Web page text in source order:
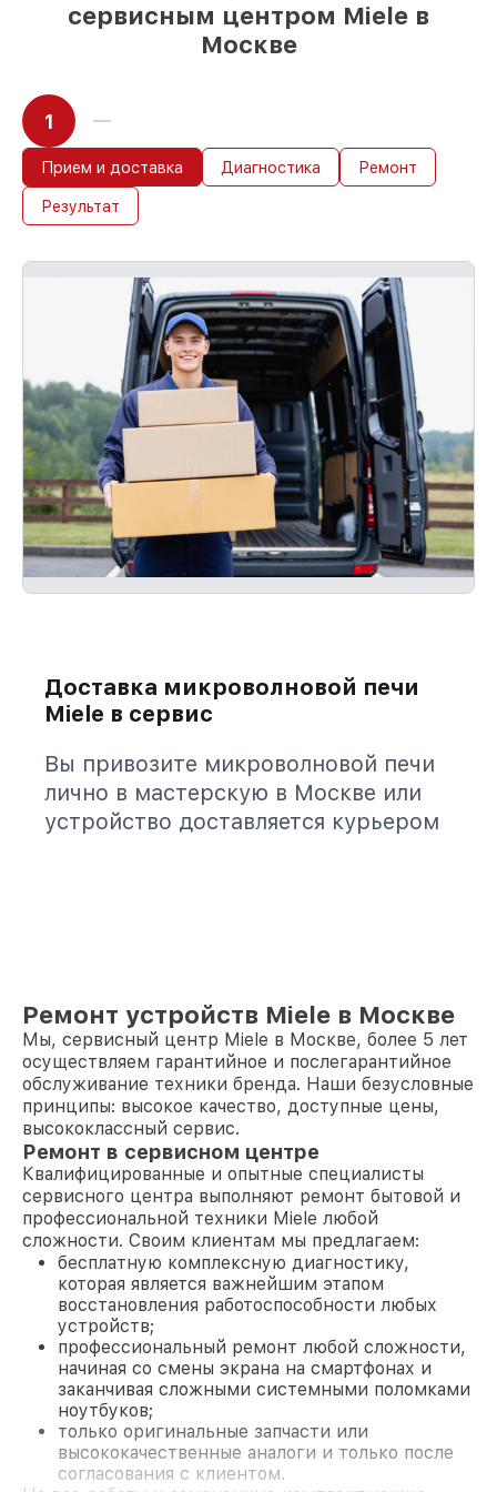
сервисным центром Miele в
Москве
1
Прием и доставка Диагностика Ремонт
Результат
Доставка микроволновой печи
Miele в сервис
Вы привозите микроволновой печи
лично в мастерскую в Москве или
устройство доставляется курьером
Ремонт устройств Miele в Москве
Мы, сервисный центр Miele в Москве, более 5 лет
осуществляем гарантийное и послегарантийное
обслуживание техники бренда. Наши безусловные
принципы: высокое качество, доступные цены,
высококлассный сервис.
Ремонт в сервисном центре
Квалифицированные и опытные специалисты
сервисного центра выполняют ремонт бытовой и
профессиональной техники Miele любой
сложности. Своим клиентам мы предлагаем:
бесплатную комплексную диагностику,
которая является важнейшим этапом
восстановления работоспособности любых
устройств;
профессиональный ремонт любой сложности,
начиная со смены экрана на смартфонах и
заканчивая сложными системными поломками
ноутбуков;
только оригинальные запчасти или
высококачественные аналоги и только после
согласования с клиентом.